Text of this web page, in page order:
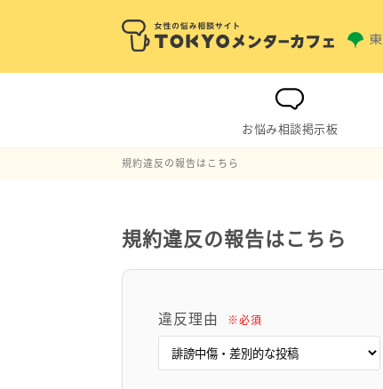
お悩み相談掲示板
規約違反の報告はこちら
規約違反の報告はこちら
違反理由 ※必須